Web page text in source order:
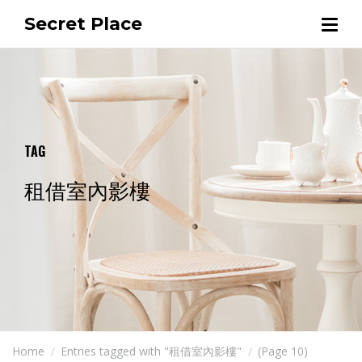
Secret Place
TAG
租借室內影樓
Home Entries tagged with "租借室內影樓" (Page 10)